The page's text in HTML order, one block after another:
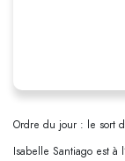
Ordre du jour : le sort
Isabelle Santiago est à